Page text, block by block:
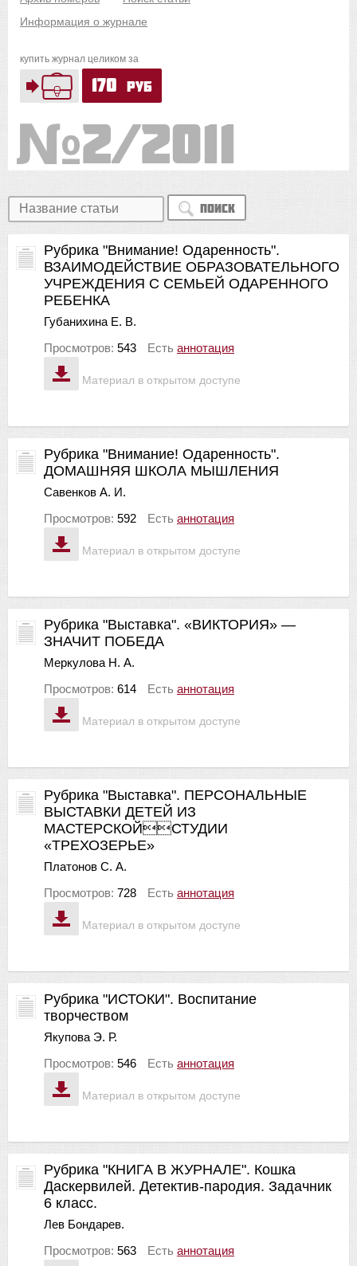
Информация о журнале
купить журнал целиком за
170 руб
2/2011
Поиск
Материал в открытом доступе
Рубрика "Внимание! Одаренность".
ВЗАИМОДЕЙСТВИЕ ОБРАЗОВАТЕЛЬНОГО
УЧРЕЖДЕНИЯ С СЕМЬЕЙ ОДАРЕННОГО
РЕБЕНКА
Губанихина Е. В.
Просмотров: 543 Есть аннотация
Материал в открытом доступе
Рубрика "Внимание! Одаренность".
ДОМАШНЯЯ ШКОЛА МЫШЛЕНИЯ
Савенков А. И.
Просмотров: 592 Есть аннотация
Материал в открытом доступе
Рубрика "Выставка". «ВИКТОРИЯ» —
ЗНАЧИТ ПОБЕДА
Меркулова Н. А.
Просмотров: 614 Есть аннотация
Материал в открытом доступе
Рубрика "Выставка". ПЕРСОНАЛЬНЫЕ
ВЫСТАВКИ ДЕТЕЙ ИЗ
МАСТЕРСКОЙСТУДИИ
«ТРЕХОЗЕРЬЕ»
Платонов С. А.
Просмотров: 728 Есть аннотация
Материал в открытом доступе
Рубрика "ИСТОКИ". Воспитание
творчеством
Якупова Э. Р.
Просмотров: 546 Есть аннотация
Рубрика "КНИГА В ЖУРНАЛЕ". Кошка
Даскервилей. Детектив-пародия. Задачник
6 класс.
Лев Бондарев.
Просмотров: 563 Есть аннотация